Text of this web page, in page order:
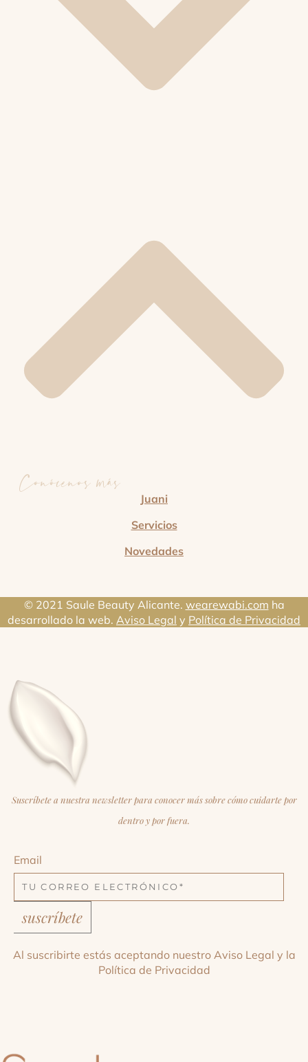
Conócenos más
Juani
Servicios
Novedades
© 2021 Saule Beauty Alicante. wearewabi.com ha
desarrollado la web. Aviso Legal y Política de Privacidad
Suscríbete a nuestra newsletter para conocer más sobre cómo cuidarte por
dentro y por fuera.
Email
suscríbete
Al suscribirte estás aceptando nuestro Aviso Legal y la
Política de Privacidad